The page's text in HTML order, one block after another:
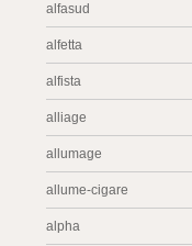
alfasud
alfetta
alfista
alliage
allumage
allume-cigare
alpha